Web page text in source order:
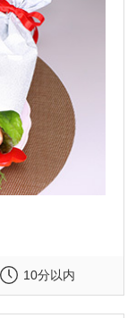
10分以内